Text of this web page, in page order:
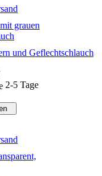
und Geflechtschlauch
2-5 Tage